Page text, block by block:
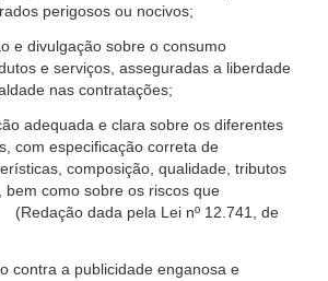
perigosos ou nocivos;
e divulgação sobre o consumo
e serviços, asseguradas a liberdade
nas contratações;
adequada e clara sobre os diferentes
com especificação correta de
composição, qualidade, tributos
bem como sobre os riscos que
dada pela Lei nº 12.741, de
contra a publicidade enganosa e